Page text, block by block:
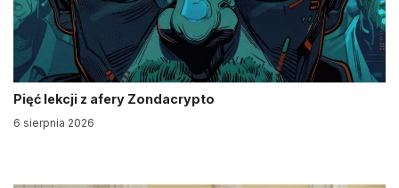
Pięć lekcji z afery Zondacrypto
6 sierpnia 2026